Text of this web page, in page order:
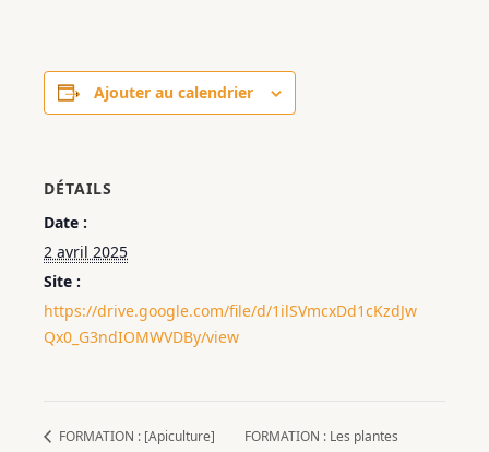
Ajouter au calendrier
DÉTAILS
Date :
2 avril 2025
Site :
https://drive.google.com/file/d/1ilSVmcxDd1cKzdJw
Qx0_G3ndIOMWVDBy/view
FORMATION : [Apiculture]
FORMATION : Les plantes